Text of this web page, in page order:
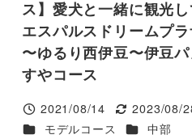
ス】愛犬と一緒に観光し
エスパルスドリームプ
〜ゆるり西伊豆〜伊豆
すやコース
投稿日
2021/08/14
更新日
2023/08/
カテゴリー
モデルコース カテゴリー
中部